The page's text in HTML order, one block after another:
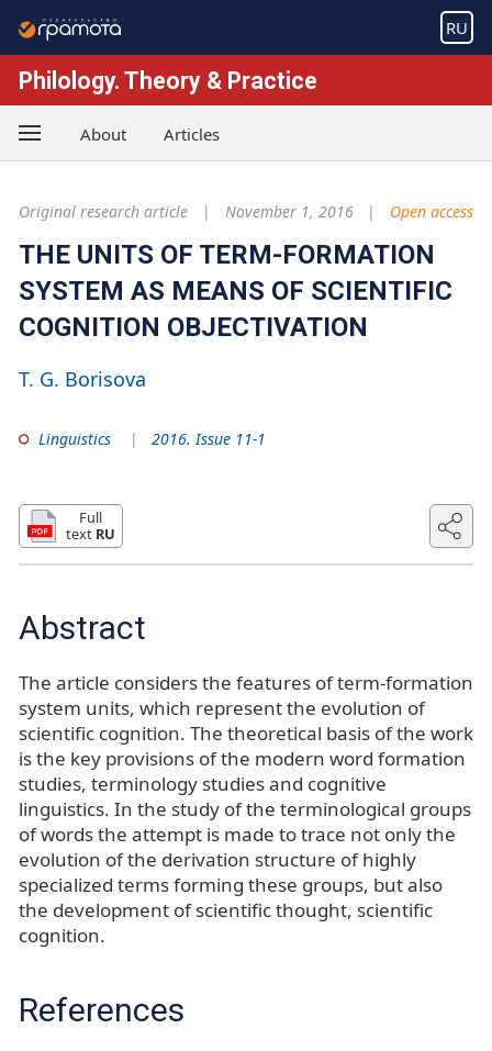
RU
Philology. Theory & Practice
About Articles
Original research article November 1, 2016 Open access
THE UNITS OF TERM-FORMATION
SYSTEM AS MEANS OF SCIENTIFIC
COGNITION OBJECTIVATION
T. G. Borisova
Linguistics 2016. Issue 11-1
Full
text RU
Abstract
The article considers the features of term-formation
system units, which represent the evolution of
scientific cognition. The theoretical basis of the work
is the key provisions of the modern word formation
studies, terminology studies and cognitive
linguistics. In the study of the terminological groups
of words the attempt is made to trace not only the
evolution of the derivation structure of highly
specialized terms forming these groups, but also
the development of scientific thought, scientific
cognition.
References